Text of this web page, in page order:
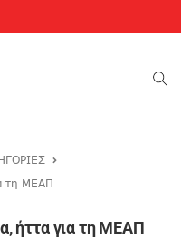
τη ΜΕΑΠ
ήττα για τη ΜΕΑΠ